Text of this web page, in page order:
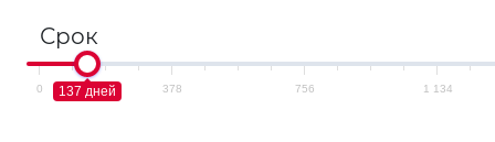
Срок
137 дней
0 378 756 1 134